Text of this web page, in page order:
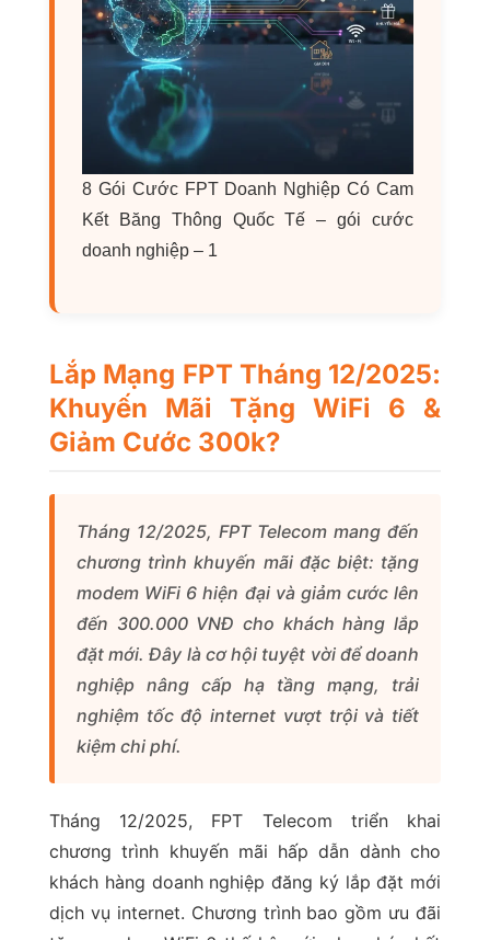
8 Gói Cước FPT Doanh Nghiệp Có Cam
Kết Băng Thông Quốc Tế – gói cước
doanh nghiệp – 1
Lắp Mạng FPT Tháng 12/2025:
Khuyến Mãi Tặng WiFi 6 &
Giảm Cước 300k?
Tháng 12/2025, FPT Telecom mang đến
chương trình khuyến mãi đặc biệt: tặng
modem WiFi 6 hiện đại và giảm cước lên
đến 300.000 VNĐ cho khách hàng lắp
đặt mới. Đây là cơ hội tuyệt vời để doanh
nghiệp nâng cấp hạ tầng mạng, trải
nghiệm tốc độ internet vượt trội và tiết
kiệm chi phí.
Tháng 12/2025, FPT Telecom triển khai
chương trình khuyến mãi hấp dẫn dành cho
khách hàng doanh nghiệp đăng ký lắp đặt mới
dịch vụ internet. Chương trình bao gồm ưu đãi